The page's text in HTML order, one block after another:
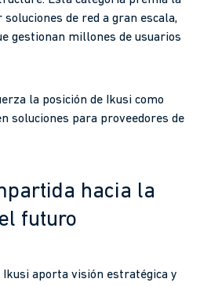
de red a gran escala,
gestionan millones de usuarios
la posición de Ikusi como
soluciones para proveedores de
hacia la
futuro
Ikusi aporta visión estratégica y